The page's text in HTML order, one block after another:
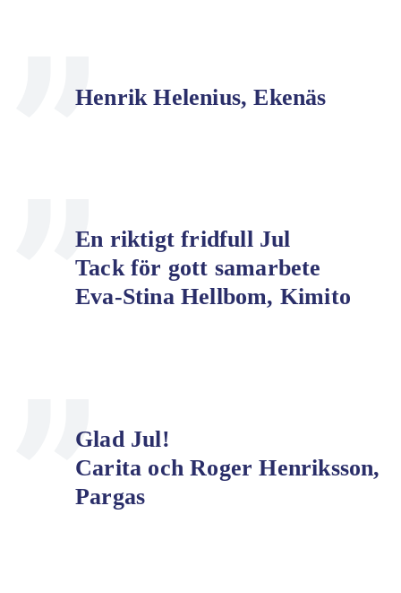
Henrik Helenius, Ekenäs
En riktigt fridfull Jul
Tack för gott samarbete
Eva-Stina Hellbom, Kimito
Glad Jul!
Carita och Roger Henriksson,
Pargas